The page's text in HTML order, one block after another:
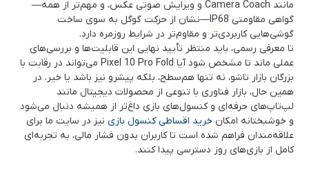
مانند Camera Coach و ویرایش صوتی عکس، و مهم‌تر از همه—
گواهی مقاومتی IP68—نشان از حرکت گوگل به سوی ساخت
گوشی‌هایی کاربردی‌تر و مقاوم‌تر در شرایط روزمره دارد.
تا معرفی رسمی، باید منتظر تأیید نهایی این قابلیت‌ها و بررسی‌های
عملی ماند تا مشخص شود آیا Pixel 10 Pro Fold می‌تواند در رقابت با
بزرگان بازار تاشو، نه تنها هم‌سطح، بلکه پیشرو نیز باشد یا خیر. در
همین حال، بازار فناوری با تنوعی از محصولات دیجیتال مانند
لپ‌تاپ‌های حرفه‌ای و کنسول‌های بازی داغ‌تر از همیشه دنبال می‌شود
و خوشبختانه امکان خرید اقساطی کنسول بازی نیز در سایت ما برای
علاقه‌مندان فراهم شده است تا کاربران بدون فشار مالی، به تجربه‌ای
کامل از بازی‌های روز دسترسی پیدا کنند.